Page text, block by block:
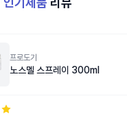
프로도기
노스멜 스프레이 300ml